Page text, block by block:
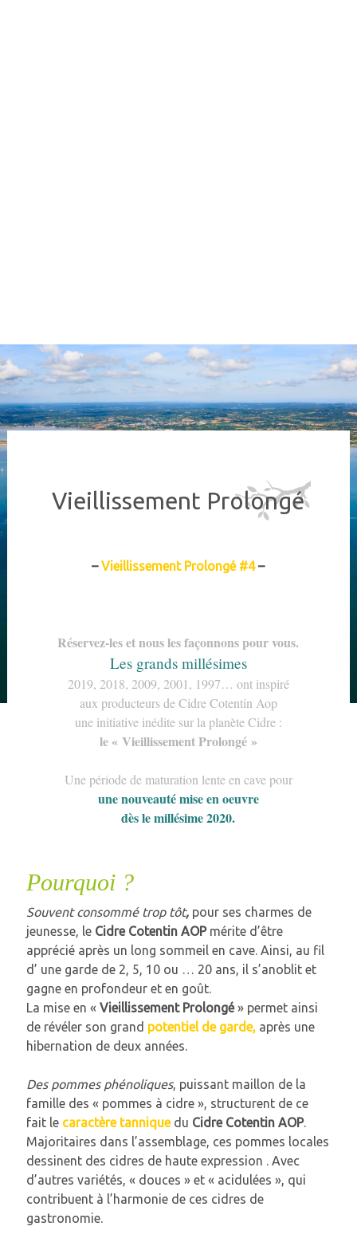
Vieillissement Prolongé
–Vieillissement Prolongé #4–
Réservez-les et nous les façonnons pour vous.
Les grands millésimes
2019, 2018, 2009, 2001, 1997… ont inspiré
aux producteurs de Cidre Cotentin Aop
une initiative inédite sur la planète Cidre :
le « Vieillissement Prolongé »
Une période de maturation lente en cave pour
une nouveauté mise en oeuvre
dès le millésime 2020.
Pourquoi ?
Souvent consommé trop tôt, pour ses charmes de
jeunesse, le Cidre Cotentin AOPmérite d’être
apprécié après un long sommeil en cave. Ainsi, au fil
d’ une garde de 2, 5, 10 ou … 20 ans, il s’anoblit et
gagne en profondeur et en goût.
La mise en « Vieillissement Prolongé» permet ainsi
de révéler son grand potentiel de garde,après une
hibernation de deux années.
Des pommes phénoliques, puissant maillon de la
famille des « pommes à cidre », structurent de ce
fait lecaractère tannique du Cidre Cotentin AOP.
Majoritaires dans l’assemblage, ces pommes locales
dessinent des cidres de haute expression . Avec
d’autres variétés, « douces » et « acidulées », qui
contribuent à l’harmonie de ces cidres de
gastronomie.